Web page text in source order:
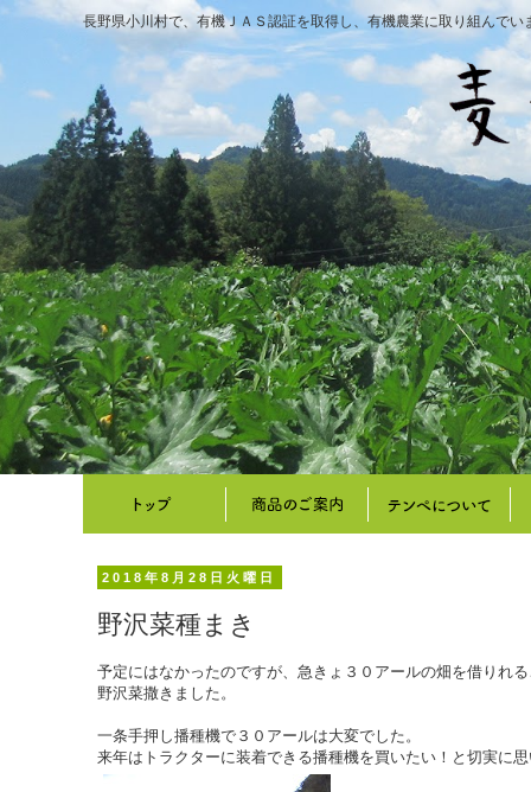
長野県小川村で、有機ＪＡＳ認証を取得し、有機農業に取り組んでい
2018年8月28日火曜日
野沢菜種まき
予定にはなかったのですが、急きょ３０アールの畑を借りれ
野沢菜撒きました。
一条手押し播種機で３０アールは大変でした。
来年はトラクターに装着できる播種機を買いたい！と切実に